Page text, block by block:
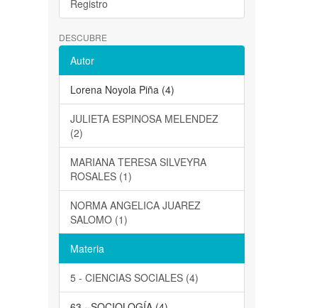
Registro
DESCUBRE
Autor
Lorena Noyola Piña (4)
JULIETA ESPINOSA MELENDEZ
(2)
MARIANA TERESA SILVEYRA
ROSALES (1)
NORMA ANGELICA JUAREZ
SALOMO (1)
Materia
5 - CIENCIAS SOCIALES (4)